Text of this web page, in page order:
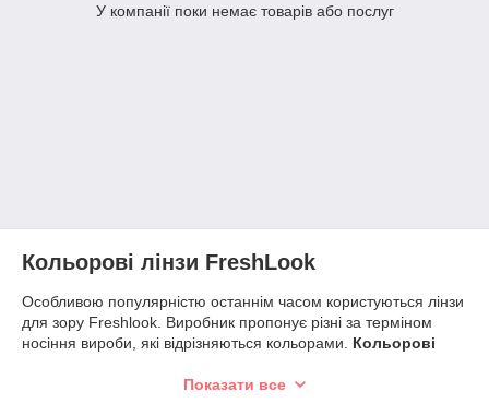
У компанії поки немає товарів або послуг
Кольорові лінзи FreshLook
Особливою популярністю останнім часом користуються лінзи
для зору Freshlook. Виробник пропонує різні за терміном
носіння вироби, які відрізняються кольорами. Кольорові
Показати все